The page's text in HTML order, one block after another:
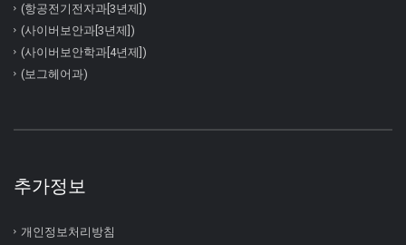
(항공전기전자과[3년제])
(사이버보안과[3년제])
(사이버보안학과[4년제])
(보그헤어과)
추가정보
개인정보처리방침